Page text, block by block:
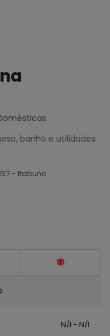
banho e utilidades
- Itabuna
N/I - N/I